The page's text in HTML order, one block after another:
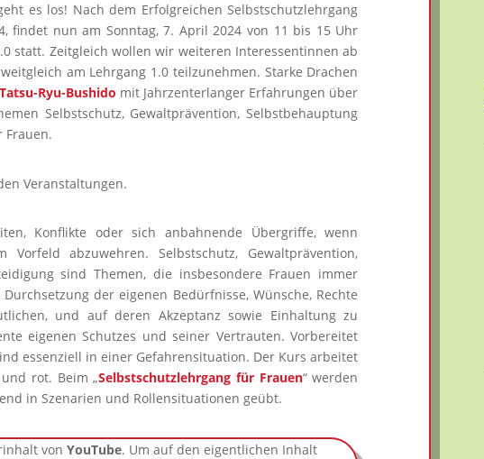
es los! Nach dem Erfolgreichen Selbstschutzlehrgang
findet nun am Sonntag, 7. April 2024 von 11 bis 15 Uhr
statt. Zeitgleich wollen wir weiteren Interessentinnen ab
am Lehrgang 1.0 teilzunehmen. Starke Drachen
Tatsu-Ryu-Bushido mit Jahrzenterlanger Erfahrungen über
Selbstschutz, Gewaltprävention, Selbstbehauptung
Frauen.
Veranstaltungen.
Konflikte oder sich anbahnende Übergriffe, wenn
abzuwehren. Selbstschutz, Gewaltprävention,
sind Themen, die insbesondere Frauen immer
der eigenen Bedürfnisse, Wünsche, Rechte
und auf deren Akzeptanz sowie Einhaltung zu
eigenen Schutzes und seiner Vertrauten. Vorbereitet
essenziell in einer Gefahrensituation. Der Kurs arbeitet
rot. Beim „Selbstschutzlehrgang für Frauen“ werden
in Szenarien und Rollensituationen geübt.
vonYouTube. Um auf den eigentlichen Inhalt